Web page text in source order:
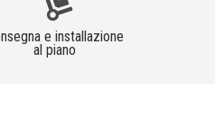
e installazione
al piano